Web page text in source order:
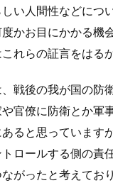
い人間性などにつ
かお目にかかる機
れらの証言をはる
戦後の我が国の防
官僚に防衛とか
ると思っています
ロールする側の
がったと考えてお